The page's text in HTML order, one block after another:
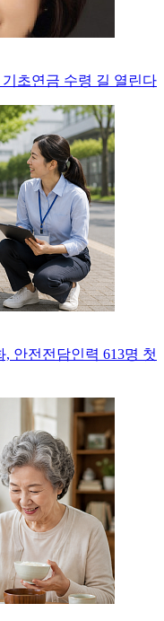
초연금 수령 길 열린다
안전전담인력 613명 첫